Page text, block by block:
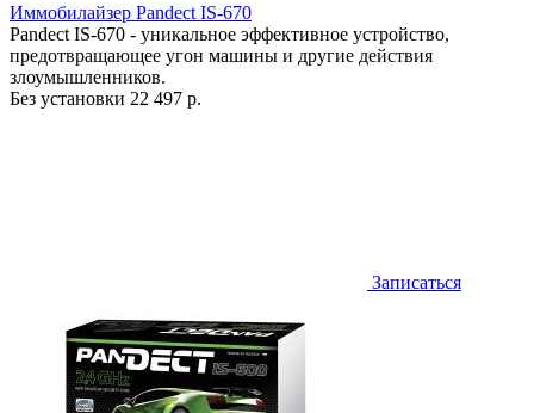
Иммобилайзер Pandect IS-670
Pandect IS-670 - уникальное эффективное устройство,
предотвращающее угон машины и другие действия
злоумышленников.
Без установки 22 497 р.
Записаться